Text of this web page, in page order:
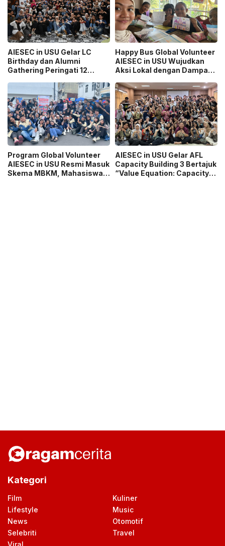
AIESEC in USU Gelar LC
Birthday dan Alumni
Gathering Peringati 12
Happy Bus Global Volunteer
AIESEC in USU Wujudkan
Aksi Lokal dengan Dampak
Program Global Volunteer
AIESEC in USU Resmi Masuk
Skema MBKM, Mahasiswa
AIESEC in USU Gelar AFL
Capacity Building 3 Bertajuk
“Value Equation: Capacity
Kategori
Film
Kuliner
Lifestyle
Music
News
Otomotif
Selebriti
Travel